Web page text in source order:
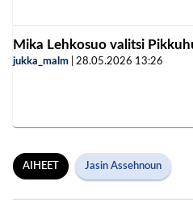
Mika Lehkosuo valitsi
jukka_malm 28.05.2026 13:26
AIHEET Jasin Assehnoun